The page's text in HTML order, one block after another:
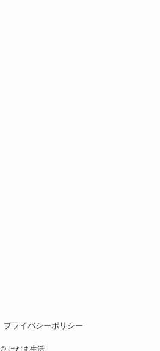
プライバシーポリシー
©けだま生活.